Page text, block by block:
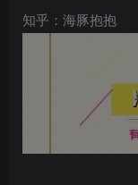
知乎：海豚抱抱